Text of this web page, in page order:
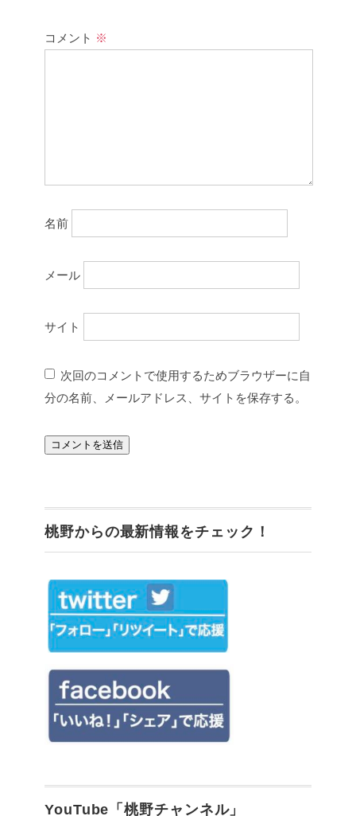
コメント ※
名前
メール
サイト
次回のコメントで使用するためブラウザーに自
分の名前、メールアドレス、サイトを保存する。
桃野からの最新情報をチェック！
YouTube「桃野チャンネル」